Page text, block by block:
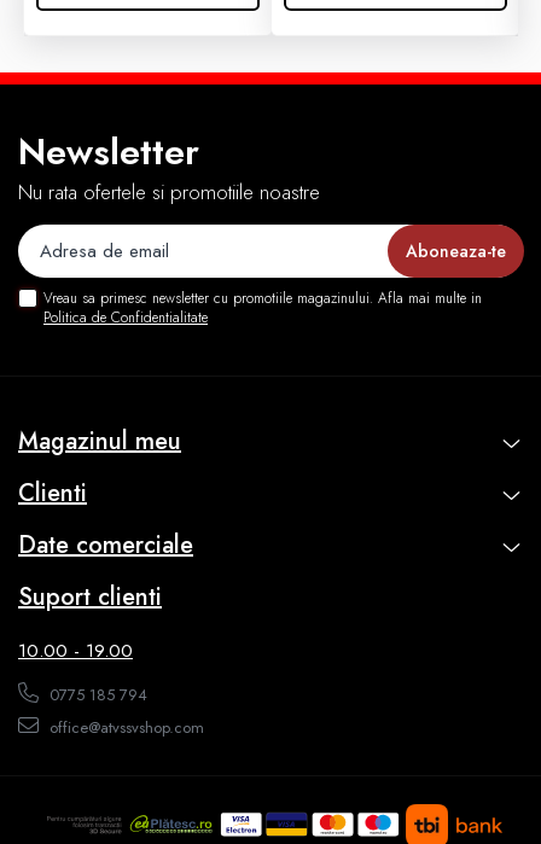
Newsletter
Nu rata ofertele si promotiile noastre
Vreau sa primesc newsletter cu promotiile magazinului. Afla mai multe in
Politica de Confidentialitate
Magazinul meu
Clienti
Date comerciale
Suport clienti
10.00 - 19.00
0775 185 794
office@atvssvshop.com